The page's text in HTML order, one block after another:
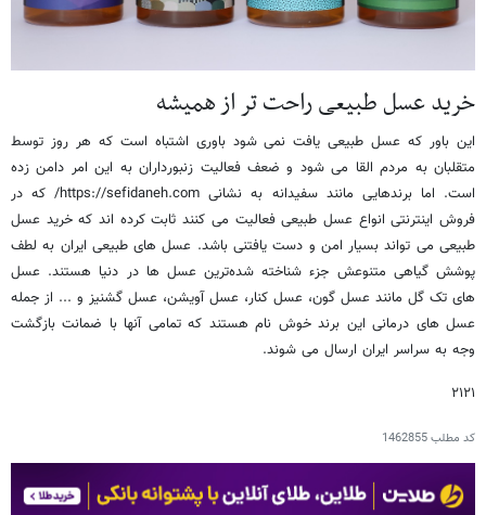
خرید عسل طبیعی راحت تر از همیشه
این باور که عسل طبیعی یافت نمی شود باوری اشتباه است که هر روز توسط
متقلبان به مردم القا می شود و ضعف فعالیت زنبورداران به این امر دامن زده
است. اما برندهایی مانند سفیدانه به نشانی https://sefidaneh.com/ که در
فروش اینترنتی انواع عسل طبیعی فعالیت می کنند ثابت کرده اند که خرید عسل
طبیعی می تواند بسیار امن و دست یافتنی باشد. عسل های طبیعی ایران به لطف
پوشش گیاهی متنوعش جزء شناخته شده‌ترین عسل ها در دنیا هستند. عسل
های تک گل مانند عسل گون، عسل کنار، عسل آویشن، عسل گشنیز و ... از جمله
عسل های درمانی این برند خوش نام هستند که تمامی آنها با ضمانت بازگشت
وجه به سراسر ایران ارسال می شوند.
۲۱۲۱
کد مطلب1462855